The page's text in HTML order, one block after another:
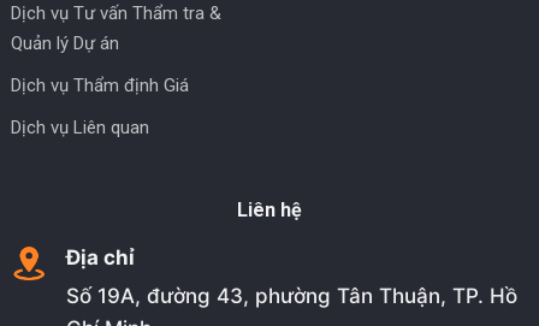
Dịch vụ Tư vấn Thẩm tra &
Quản lý Dự án
Dịch vụ Thẩm định Giá
Dịch vụ Liên quan
Liên hệ
Địa chỉ
Số 19A, đường 43, phường Tân Thuận, TP. Hồ